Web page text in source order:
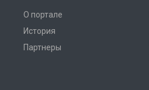
О портале
История
Партнеры